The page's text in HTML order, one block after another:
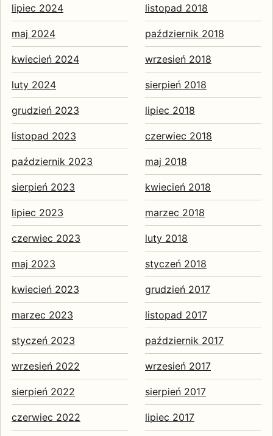
lipiec 2024
maj 2024
kwiecień 2024
luty 2024
grudzień 2023
listopad 2023
październik 2023
sierpień 2023
lipiec 2023
czerwiec 2023
maj 2023
kwiecień 2023
marzec 2023
styczeń 2023
wrzesień 2022
sierpień 2022
czerwiec 2022
listopad 2018
październik 2018
wrzesień 2018
sierpień 2018
lipiec 2018
czerwiec 2018
maj 2018
kwiecień 2018
marzec 2018
luty 2018
styczeń 2018
grudzień 2017
listopad 2017
październik 2017
wrzesień 2017
sierpień 2017
lipiec 2017